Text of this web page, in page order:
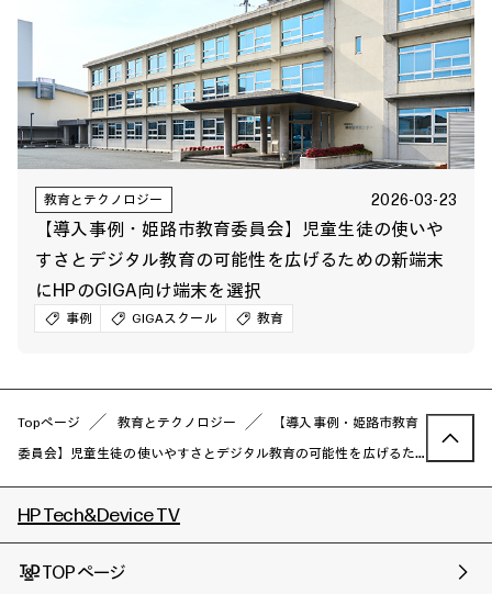
教育とテクノロジー 2026-03-23
【導入事例・姫路市教育委員会】児童生徒の使いや
すさとデジタル教育の可能性を広げるための新端末
にHPのGIGA向け端末を選択
事例 GIGAスクール 教育
Topページ 教育とテクノロジー
【導入事例・姫路市教育
委員会】児童生徒の使いやすさとデジタル教育の可能性を広げるた
めの新端末にHPのGIGA向け端末を選択
HP Tech&Device TV
TOPページ